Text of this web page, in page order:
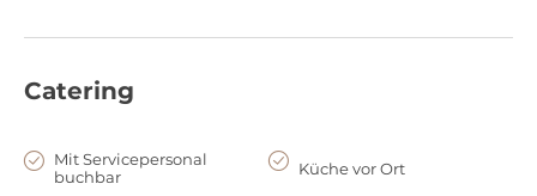
Geschichte atmen.
Wohnaccessoires, exotischen Tees und Gewürze,
die als Erinnerung an die frühere Funktion der
Catering
Mit Servicepersonal
buchbar
Küche vor Ort